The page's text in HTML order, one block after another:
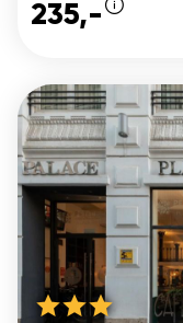
235,-